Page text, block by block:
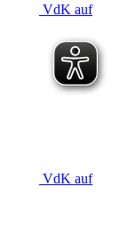
VdK auf
VdK auf